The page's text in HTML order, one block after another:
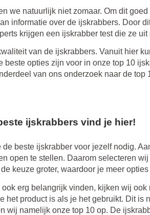
we natuurlijk niet zomaar. Om dit
informatie over de ijskrabbers. Door
krijgen een ijskrabber test die ze
van de ijskrabbers. Vanuit hier
beste opties zijn voor in onze top 10
van ons onderzoek naar de top
ijskrabbers vind je hier!
beste ijskrabber voor jezelf nodig.
open te stellen. Daarom selecteren
keuze groter, waardoor je meer
erg belangrijk vinden, kijken wij
het product is als je het gebruikt. Dit is
wij namelijk onze top 10 op. De